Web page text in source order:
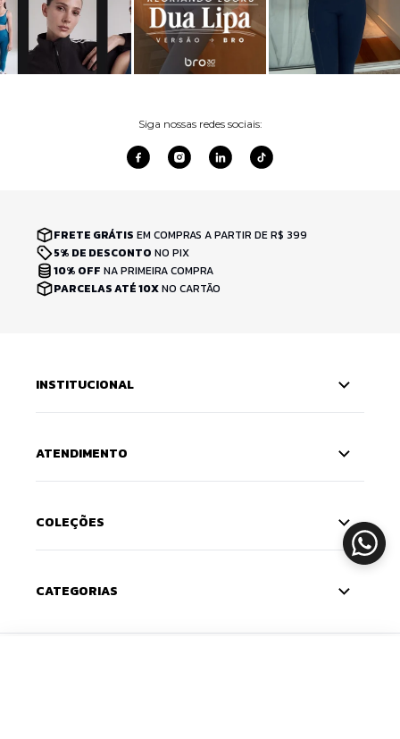
Siga nossas redes sociais:
FRETE GRÁTIS EM COMPRAS A PARTIR DE R$ 399
5% DE DESCONTO NO PIX
10% OFF NA PRIMEIRA COMPRA
PARCELAS ATÉ 10XNO CARTÃO
INSTITUCIONAL
ATENDIMENTO
COLEÇÕES
CATEGORIAS